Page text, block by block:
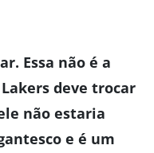
Essa não é a
deve trocar
não estaria
e é um